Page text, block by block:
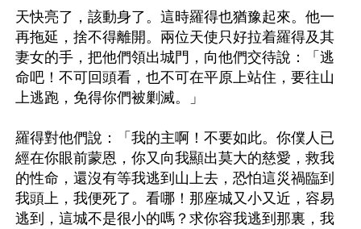
天快亮了，該動身了。這時羅得也猶豫起來。他一
再拖延，捨不得離開。兩位天使只好拉着羅得及其
妻女的手，把他們領出城門，向他們交待說：「逃
命吧！不可回頭看，也不可在平原上站住，要往山
上逃跑，免得你們被剿滅。」
羅得對他們說：「我的主啊！不要如此。你僕人已
經在你眼前蒙恩，你又向我顯出莫大的慈愛，救我
的性命，還沒有等我逃到山上去，恐怕這災禍臨到
我頭上，我便死了。看哪！那座城又小又近，容易
逃到，這城不是很小的嗎？求你容我逃到那裏，我